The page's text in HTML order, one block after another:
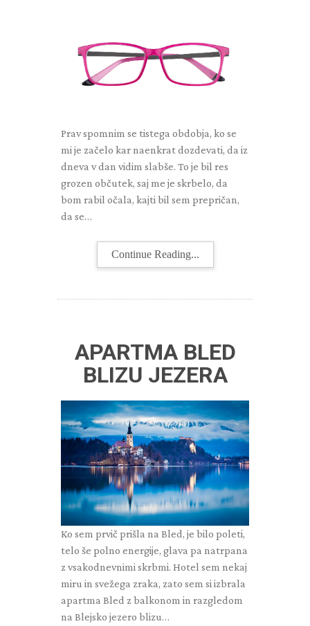
Prav spomnim se tistega obdobja, ko se
mi je začelo kar naenkrat dozdevati, da iz
dneva v dan vidim slabše. To je bil res
grozen občutek, saj me je skrbelo, da
bom rabil očala, kajti bil sem prepričan,
da se…
Continue Reading...
APARTMA BLED
BLIZU JEZERA
Ko sem prvič prišla na Bled, je bilo poleti,
telo še polno energije, glava pa natrpana
z vsakodnevnimi skrbmi. Hotel sem nekaj
miru in svežega zraka, zato sem si izbrala
apartma Bled z balkonom in razgledom
na Blejsko jezero blizu…